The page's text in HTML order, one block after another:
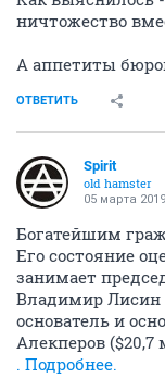
ничтожество
А аппетиты
ОТВЕТИТЬ
Spirit
old hamster
05 марта 2019
Богатейшим
Его состояние
занимает
Владимир Лисин
основатель и
Алекперов ($20,7
. Подробнее.